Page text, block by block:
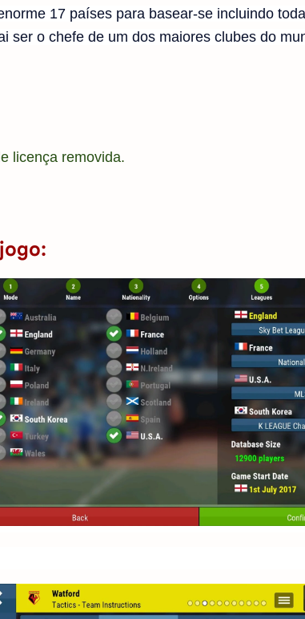
17 países para basear-se incluindo
ser o chefe de um dos maiores clubes do
licença removida.